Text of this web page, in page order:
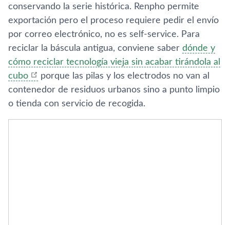
conservando la serie histórica. Renpho permite
exportación pero el proceso requiere pedir el envío
por correo electrónico, no es self-service. Para
reciclar la báscula antigua, conviene saber dónde y
cómo reciclar tecnología vieja sin acabar tirándola al
cubo
porque las pilas y los electrodos no van al
contenedor de residuos urbanos sino a punto limpio
o tienda con servicio de recogida.